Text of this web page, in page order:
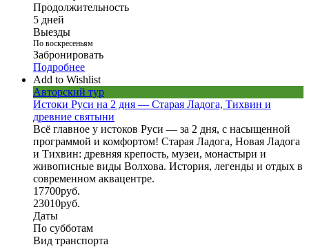
Продолжительность
5 дней
Выезды
По воскресеньям
Забронировать
Подробнее
Add to Wishlist
Авторский тур
Истоки Руси на 2 дня — Старая Ладога, Тихвин и
древние святыни
Всё главное у истоков Руси — за 2 дня, с насыщенной
программой и комфортом! Старая Ладога, Новая Ладога
и Тихвин: древняя крепость, музеи, монастыри и
живописные виды Волхова. История, легенды и отдых в
современном аквацентре.
17700руб.
23010руб.
Даты
По субботам
Вид транспорта